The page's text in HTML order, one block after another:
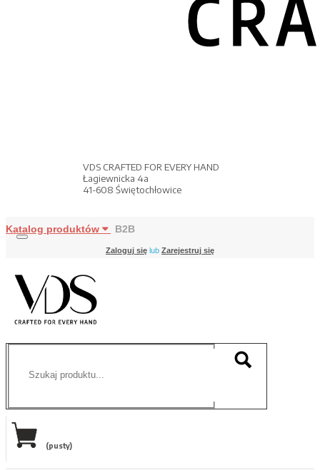
VDS CRAFTED FOR EVERY HAND
Łagiewnicka 4a
41-608 Świętochłowice
Katalog produktów B2B
Zaloguj się lub Zarejestruj się
(pusty)